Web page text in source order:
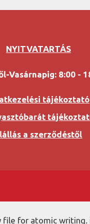
NYITVATARTÁS
Vasárnapig: 8:00 -
tájékoztató
a szerződéstől
file for atomic